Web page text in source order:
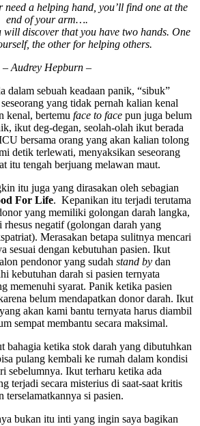
need a helping hand, you’ll find one at the
end of your arm….
discover that you have two hands. One
the other for helping others.
– Audrey Hepburn –
dalam sebuah keadaan panik, “sibuk”
yang tidak pernah kalian kenal
kenal, bertemu face to face pun juga belum
ikut deg-degan, seolah-olah ikut berada
bersama orang yang akan kalian tolong
detik terlewati, menyaksikan seseorang
itu tengah berjuang melawan maut.
itu juga yang dirasakan oleh sebagian
For Life. Kepanikan itu terjadi terutama
yang memiliki golongan darah langka,
negatif (golongan darah yang
Merasakan betapa sulitnya mencari
sesuai dengan kebutuhan pasien. Ikut
pendonor yang sudah stand by dan
kebutuhan darah si pasien ternyata
memenuhi syarat. Panik ketika pasien
belum mendapatkan donor darah. Ikut
akan kami bantu ternyata harus diambil
sempat membantu secara maksimal.
bahagia ketika stok darah yang dibutuhkan
pulang kembali ke rumah dalam kondisi
sebelumnya. Ikut terharu ketika ada
terjadi secara misterius di saat-saat kritis
terselamatkannya si pasien.
bukan itu inti yang ingin saya bagikan